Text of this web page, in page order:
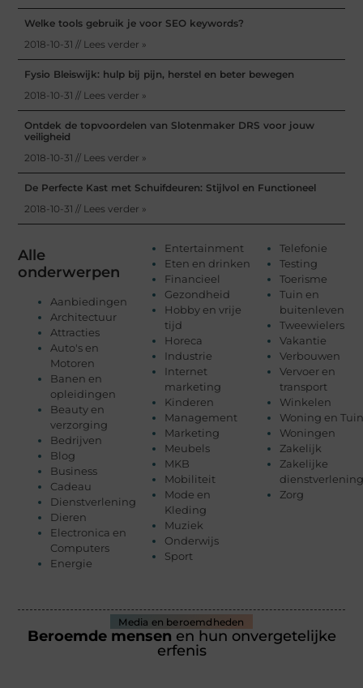
Alle
onderwerpen
Aanbiedingen
Architectuur
Attracties
Auto's en
Motoren
Banen en
opleidingen
Beauty en
verzorging
Bedrijven
Blog
Business
Cadeau
Dienstverlening
Dieren
Electronica en
Computers
Energie
Entertainment
Eten en drinken
Financieel
Gezondheid
Hobby en vrije
tijd
Horeca
Industrie
Internet
marketing
Kinderen
Management
Marketing
Meubels
MKB
Mobiliteit
Mode en
Kleding
Muziek
Onderwijs
Sport
Telefonie
Testing
Toerisme
Tuin en
buitenleven
Tweewielers
Vakantie
Verbouwen
Vervoer en
transport
Winkelen
Woning en Tuin
Woningen
Zakelijk
Zakelijke
dienstverlening
Zorg
Welke tools gebruik je voor SEO keywords?
2018-10-31 // Lees verder »
Fysio Bleiswijk: hulp bij pijn, herstel en beter bewegen
2018-10-31 // Lees verder »
Ontdek de topvoordelen van Slotenmaker DRS voor jouw
veiligheid
2018-10-31 // Lees verder »
De Perfecte Kast met Schuifdeuren: Stijlvol en Functioneel
2018-10-31 // Lees verder »
Media en beroemdheden
Beroemde mensen en hun onvergetelijke
erfenis